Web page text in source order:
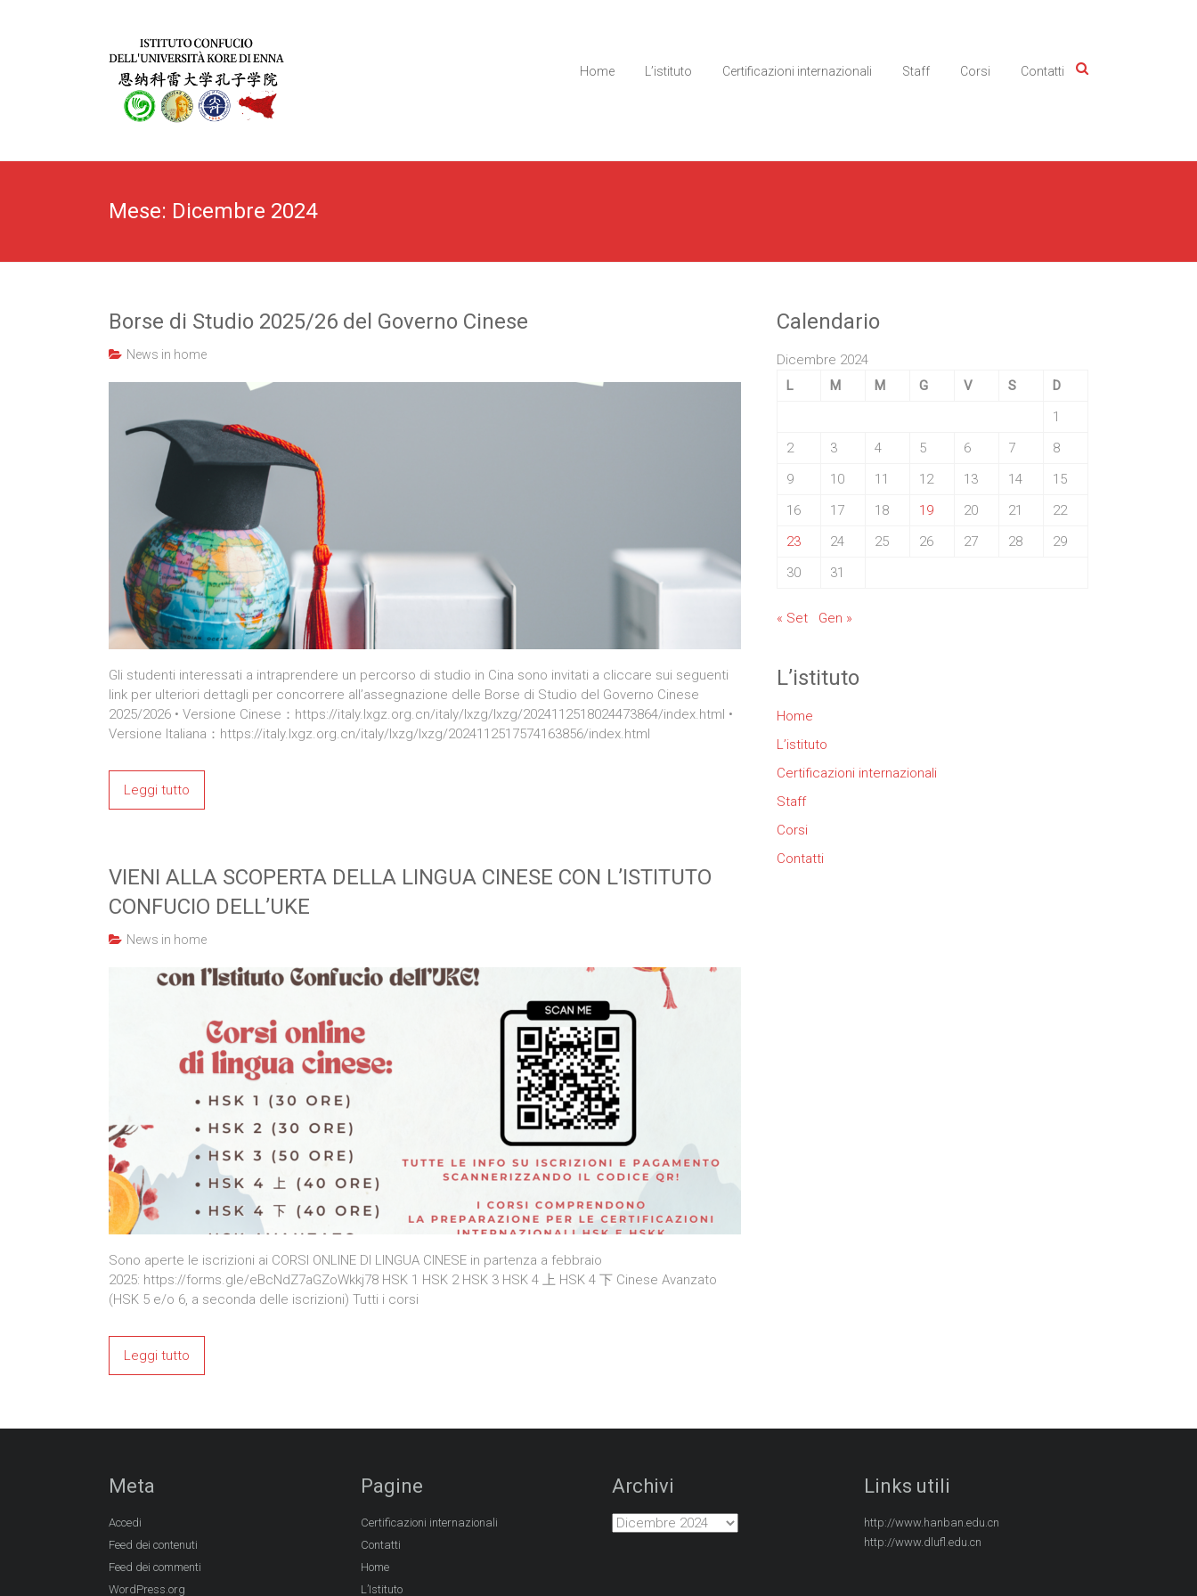
Home L’istituto Certificazioni internazionali Staff Corsi Contatti
Mese: Dicembre 2024
Borse di Studio 2025/26 del Governo Cinese
News in home
Gli studenti interessati a intraprendere un percorso di studio in Cina sono invitati a cliccare sui seguenti
link per ulteriori dettagli per concorrere all’assegnazione delle Borse di Studio del Governo Cinese
2025/2026 • Versione Cinese：https://italy.lxgz.org.cn/italy/lxzg/lxzg/2024112518024473864/index.html •
Versione Italiana：https://italy.lxgz.org.cn/italy/lxzg/lxzg/2024112517574163856/index.html
Leggi tutto
VIENI ALLA SCOPERTA DELLA LINGUA CINESE CON L’ISTITUTO
CONFUCIO DELL’UKE
News in home
Sono aperte le iscrizioni ai CORSI ONLINE DI LINGUA CINESE in partenza a febbraio
2025: https://forms.gle/eBcNdZ7aGZoWkkj78 HSK 1 HSK 2 HSK 3 HSK 4 上 HSK 4 下 Cinese Avanzato
(HSK 5 e/o 6, a seconda delle iscrizioni) Tutti i corsi
Leggi tutto
Calendario
Dicembre 2024
L
M M G V S
D
1
2
3 4 5 6 7
8
9
10 11 12 13 14
15
16
17 18 19 20 21
22
23
24 25 26 27 28
29
30
31
« Set Gen »
L’istituto
Home
L’istituto
Certificazioni internazionali
Staff
Corsi
Contatti
Meta
Accedi
Feed dei contenuti
Feed dei commenti
WordPress.org
Pagine
Certificazioni internazionali
Contatti
Home
L’Istituto
Archivi Links utili
http://www.hanban.edu.cn
http://www.dlufl.edu.cn